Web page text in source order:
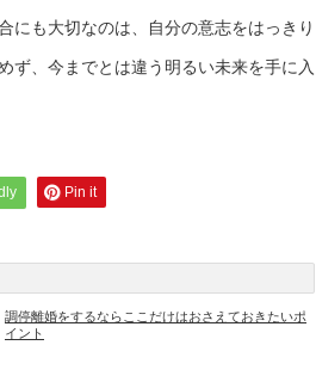
にも大切なのは、自分の意志をはっきり
ず、今までとは違う明るい未来を手に入
Pin it
調停離婚をするならここだけはおさえておきたいポ
イント